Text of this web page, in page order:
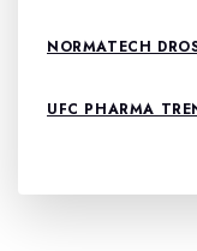
NORMATECH
UFC PHARMA